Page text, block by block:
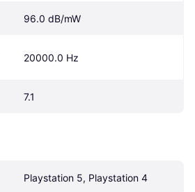
96.0 dB/mW
20000.0 Hz
7.1
Playstation 5, Playstation 4